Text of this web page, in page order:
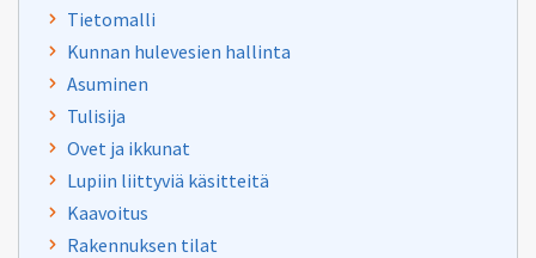
Tietomalli
Kunnan hulevesien hallinta
Asuminen
Tulisija
Ovet ja ikkunat
Lupiin liittyviä käsitteitä
Kaavoitus
Rakennuksen tilat